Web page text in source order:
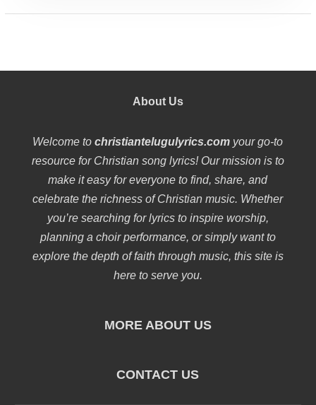
About Us
Welcome tochristiantelugulyrics.com your go-to
resource for Christian song lyrics! Our mission is to
make it easy for everyone to find, share, and
celebrate the richness of Christian music. Whether
you’re searching for lyrics to inspire worship,
planning a choir performance, or simply want to
explore the depth of faith through music, this site is
here to serve you.
MORE ABOUT US
CONTACT US